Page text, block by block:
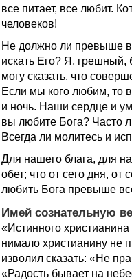
все питает, все любит.
человеков!
Не должно ли превыше
искать Его? Я, грешный,
могу сказать, что
Если мы кого любим, то
и ночь. Наши сердце и
вы любите Бога? Часто
Всегда ли молитесь и
Для нашего блага, для
обет; что от сего дня,
любить Бога превыше
Имей сознательную
«Истинного
нимало христианину не
изволил сказать: «Не
«Радость бывает на